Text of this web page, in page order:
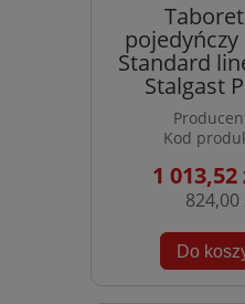
Standard
Stalgast
Kod
1 013,52
824,00
Do